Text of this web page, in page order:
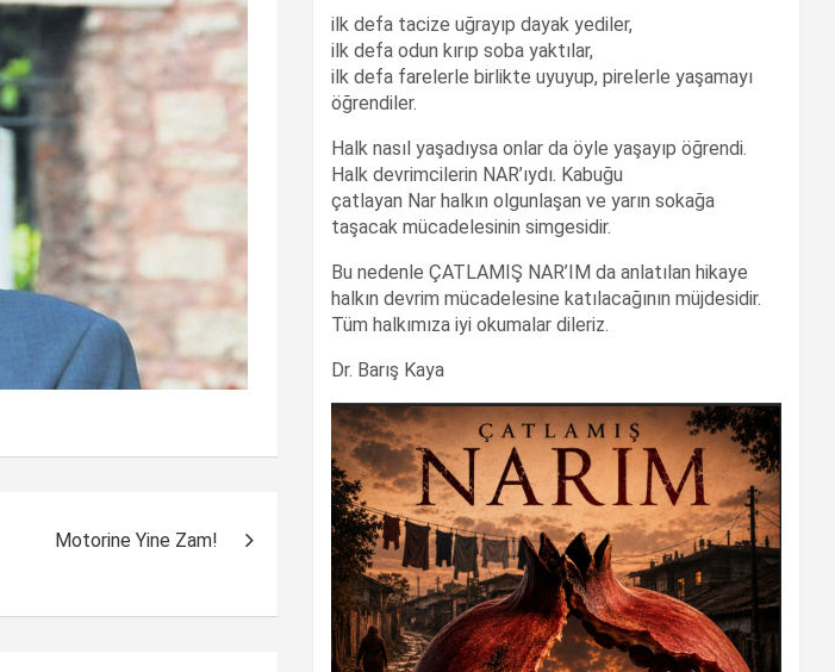
Motorine Yine Zam!
ilk defa tacize uğrayıp dayak yediler,
ilk defa odun kırıp soba yaktılar,
ilk defa farelerle birlikte uyuyup, pirelerle yaşamayı
öğrendiler.
Halk nasıl yaşadıysa onlar da öyle yaşayıp öğrendi.
Halk devrimcilerin NAR’ıydı. Kabuğu
çatlayan Nar halkın olgunlaşan ve yarın sokağa
taşacak mücadelesinin simgesidir.
Bu nedenle ÇATLAMIŞ NAR’IM da anlatılan hikaye
halkın devrim mücadelesine katılacağının müjdesidir.
Tüm halkımıza iyi okumalar dileriz.
Dr. Barış Kaya